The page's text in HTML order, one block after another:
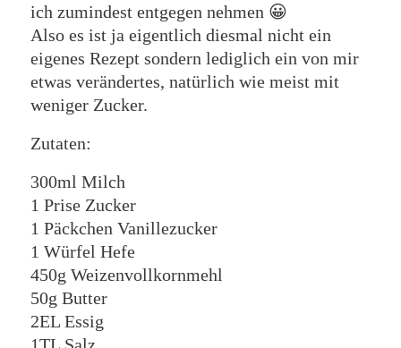
ich zumindest entgegen nehmen 😀
Also es ist ja eigentlich diesmal nicht ein
eigenes Rezept sondern lediglich ein von mir
etwas verändertes, natürlich wie meist mit
weniger Zucker.
Zutaten:
300ml Milch
1 Prise Zucker
1 Päckchen Vanillezucker
1 Würfel Hefe
450g Weizenvollkornmehl
50g Butter
2EL Essig